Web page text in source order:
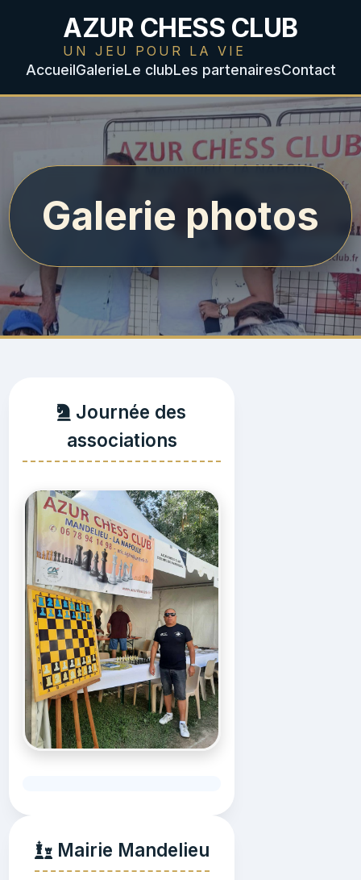
AZUR CHESS CLUB
UN JEU POUR LA VIE
AccueilGalerieLe clubLes partenairesContact
Galerie photos
Journée des
associations
Mairie Mandelieu